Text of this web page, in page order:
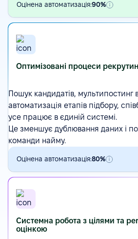
Оцінена автоматизація:90%
Оптимізовані процеси
Пошук кандидатів, мультипостинг
автоматизація етапів підбору,
усе працює в єдиній системі.
Це зменшує дублювання даних і
команди найму.
Оцінена автоматизація:80%
Системна робота з цілями та
оцінкою